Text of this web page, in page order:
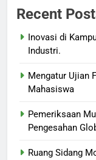
Recent
Inovasi di
Industri.
Mengatur Ujian
Mahasiswa
Pemeriksaan
Pengesahan
Ruang Sidang